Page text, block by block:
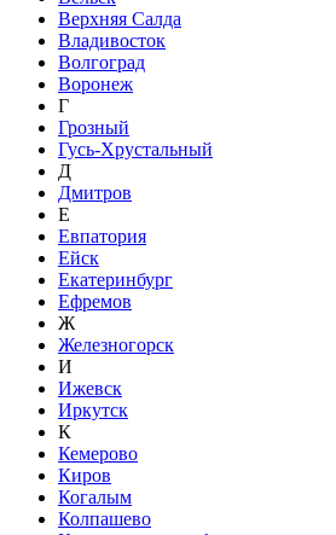
Верхняя Салда
Владивосток
Волгоград
Воронеж
Г
Грозный
Гусь-Хрустальный
Д
Дмитров
Е
Евпатория
Ейск
Екатеринбург
Ефремов
Ж
Железногорск
И
Ижевск
Иркутск
К
Кемерово
Киров
Когалым
Колпашево